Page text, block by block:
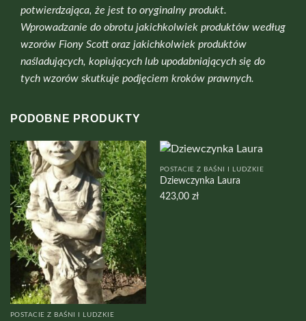
potwierdzająca, że jest to oryginalny produkt.
Wprowadzanie do obrotu jakichkolwiek produktów według
wzorów Fiony Scott oraz jakichkolwiek produktów
naśladujących, kopiujących lub upodabniających się do
tych wzorów skutkuje podjęciem kroków prawnych.
PODOBNE PRODUKTY
POSTACIE Z BAŚNI I LUDZKIE
POSTACIE Z BAŚNI I LUDZKIE
Dziewczynka Laura
423,00 zł